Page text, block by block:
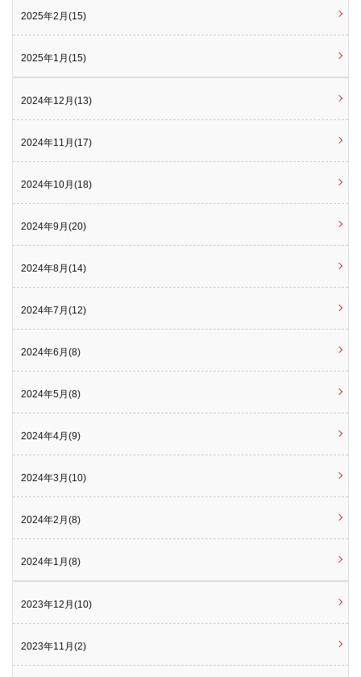
2025年2月(15)
2025年1月(15)
2024年12月(13)
2024年11月(17)
2024年10月(18)
2024年9月(20)
2024年8月(14)
2024年7月(12)
2024年6月(8)
2024年5月(8)
2024年4月(9)
2024年3月(10)
2024年2月(8)
2024年1月(8)
2023年12月(10)
2023年11月(2)